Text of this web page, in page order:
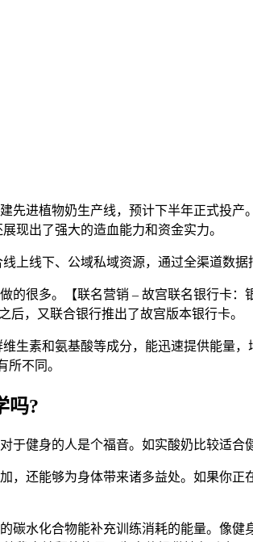
进植物奶生产线，预计下半年正式投
现出了强大的造血能力和资金实力。
上线下、公域私域资源，通过全渠道数据
很多。【联名营销 – 故宫联名银行卡
后，又联合银行推出了故宫版本银行卡。
生素和氨基酸等成分，能迅速提供能量
不同。
吗?
健身的人是个福音。如实酸奶比较适合
还能够为身体带来诸多益处。如果你
水化合物能补充训练消耗的能量。像